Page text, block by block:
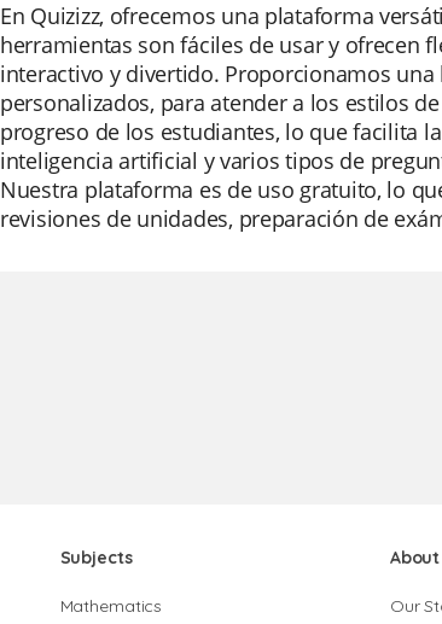
En Quizizz, ofrecemos una plataforma
herramientas son fáciles de usar y ofrecen
interactivo y divertido. Proporcionamos
personalizados, para atender a los estilos
progreso de los estudiantes, lo que facilita
inteligencia artificial y varios tipos de
Nuestra plataforma es de uso gratuito, lo
revisiones de unidades, preparación de
Subjects
Mathematics
About
Our